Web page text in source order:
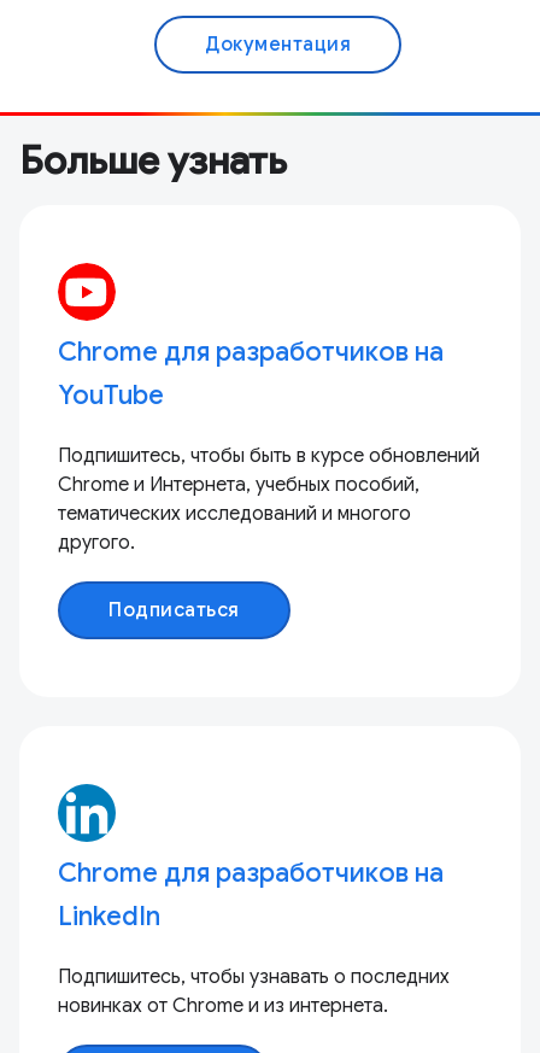
Документация
Больше узнать
Chrome для разработчиков на
YouTube
Подпишитесь, чтобы быть в курсе обновлений
Chrome и Интернета, учебных пособий,
тематических исследований и многого
другого.
Подписаться
Chrome для разработчиков на
LinkedIn
Подпишитесь, чтобы узнавать о последних
новинках от Chrome и из интернета.